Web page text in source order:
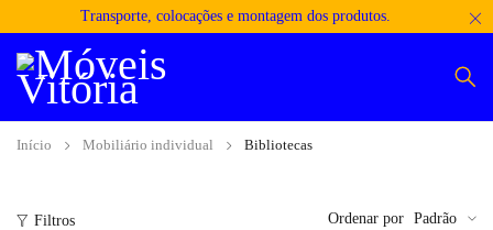
Transporte, colocações e montagem dos produtos.
Início Mobiliário individual Bibliotecas
Filtros Ordenar por Padrão